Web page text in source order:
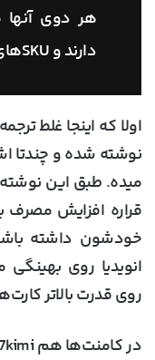
هر دوی آنها
دارند و SKUهای بالاتر افزایش بیشتری دارند.
اولا که اینجا غلط
نوشته شده و چندتا
انویدیا روی
روی قدرت بالاتر